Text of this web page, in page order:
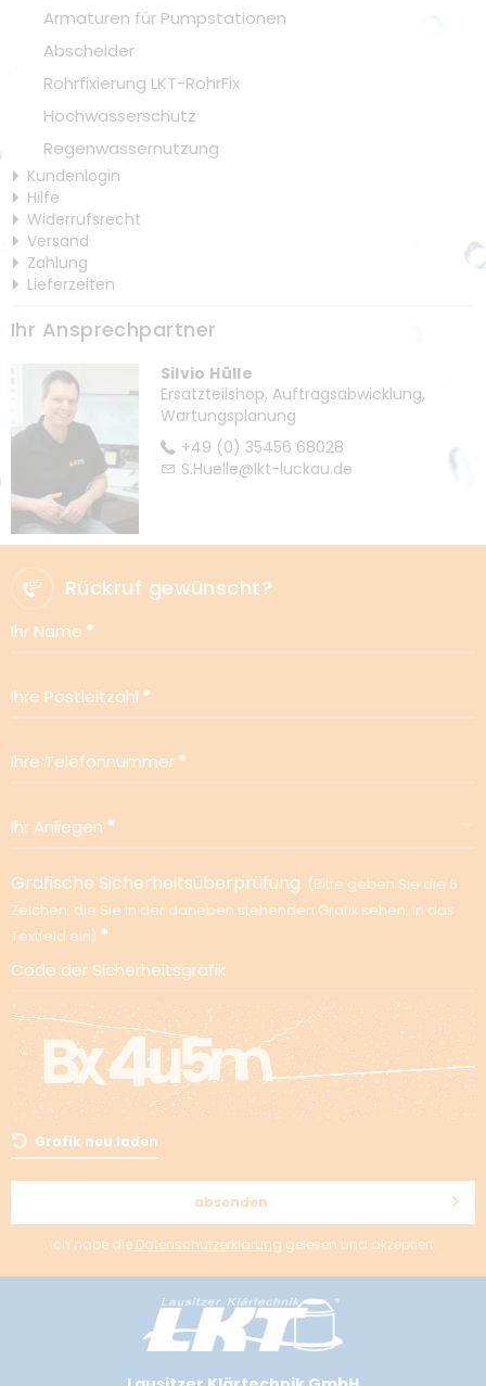
Armaturen für Pumpstationen
Abscheider
Rohrfixierung LKT-RohrFix
Hochwasserschutz
Regenwassernutzung
Kundenlogin
Hilfe
Widerrufsrecht
Versand
Zahlung
Lieferzeiten
Ihr Ansprechpartner
Silvio Hülle
Ersatzteilshop, Auftragsabwicklung,
Wartungsplanung
+49 (0) 35456 68028
S.Huelle@lkt-luckau.de
Rückruf gewünscht?
Ihr Name
Ihre Postleitzahl
Ihre Telefonnummer
Ihr Anliegen
Grafische Sicherheitsüberprüfung
Bitte geben Sie die 6
Zeichen, die Sie in der daneben stehenden Grafik sehen, in das
Textfeld ein
Code der Sicherheitsgrafik
Grafik neu laden
absenden
Ich habe die Datenschutzerklärung gelesen und akzeptiert.